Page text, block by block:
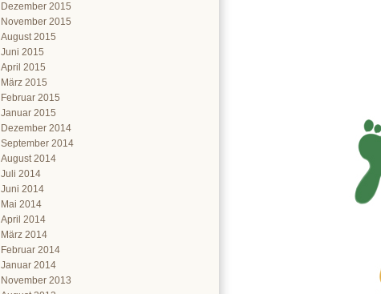
Dezember 2015
November 2015
August 2015
Juni 2015
April 2015
März 2015
Februar 2015
Januar 2015
Dezember 2014
September 2014
August 2014
Juli 2014
Juni 2014
Mai 2014
April 2014
März 2014
Februar 2014
Januar 2014
November 2013